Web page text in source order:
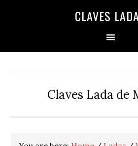
CLAVES
Claves Lada de